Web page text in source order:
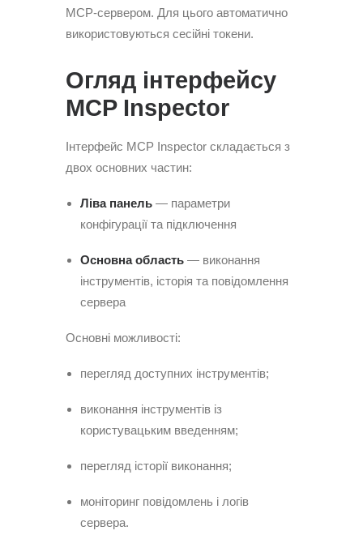
MCP-сервером. Для цього автоматично
використовуються сесійні токени.
Огляд інтерфейсу
MCP Inspector
Інтерфейс MCP Inspector складається з
двох основних частин:
Ліва панель — параметри
конфігурації та підключення
Основна область — виконання
інструментів, історія та повідомлення
сервера
Основні можливості:
перегляд доступних інструментів;
виконання інструментів із
користувацьким введенням;
перегляд історії виконання;
моніторинг повідомлень і логів
сервера.